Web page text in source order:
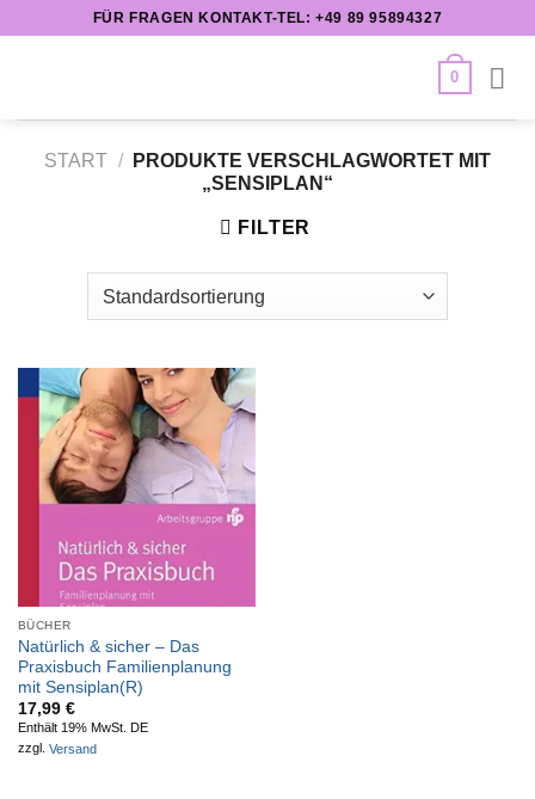
FÜR FRAGEN KONTAKT-TEL: +49 89 95894327
0
START /
PRODUKTE VERSCHLAGWORTET MIT
„SENSIPLAN“
FILTER
BÜCHER
Natürlich & sicher – Das
Praxisbuch Familienplanung
mit Sensiplan(R)
17,99 €
Enthält 19% MwSt. DE
zzgl. Versand